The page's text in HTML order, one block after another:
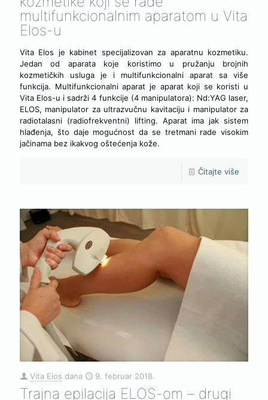
multifunkcionalnim aparatom u Vita
Elos-u
Vita Elos je kabinet specijalizovan za aparatnu kozmetiku.
Jedan od aparata koje koristimo u pružanju brojnih
kozmetičkih usluga je i multifunkcionalni aparat sa više
funkcija. Multifunkcionalni aparat je aparat koji se koristi u
Vita Elos-u i sadrži 4 funkcije (4 manipulatora): Nd:YAG laser,
ELOS, manipulator za ultrazvučnu kavitaciju i manipulator za
radiotalasni (radiofrekventni) lifting. Aparat ima jak sistem
hlađenja, što daje mogućnost da se tretmani rade visokim
jačinama bez ikakvog oštećenja kože.
Čitajte više
Vita Elos dana 9. februar 2018.
Trajna epilacija ELOS-om – drugi